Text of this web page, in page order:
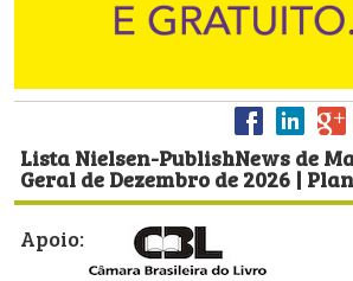
Lista Nielsen-PublishNews de
Geral de Dezembro de 2026 |
Apoio: